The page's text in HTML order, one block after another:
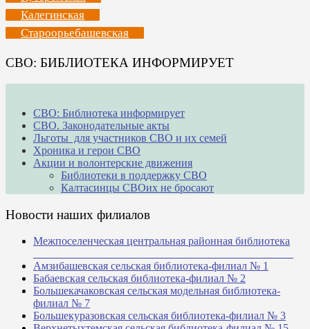
Калегинская
Староорьебашевская
СВО: БИБЛИОТЕКА ИНФОРМИРУЕТ
СВО: Библиотека информирует
СВО. Законодательные акты
Льготы для участников СВО и их семей
Хроника и герои СВО
Акции и волонтерские движения
Библиотеки в поддержку СВО
Калтасинцы СВОих не бросают
Новости наших филиалов
Межпоселенческая центральная районная библиотека
Амзибашевская сельская библиотека-филиал № 1
Бабаевская сельская библиотека-филиал № 2
Большекачаковская сельская модельная библиотека-
филиал № 7
Большекуразовская сельская библиотека-филиал № 3